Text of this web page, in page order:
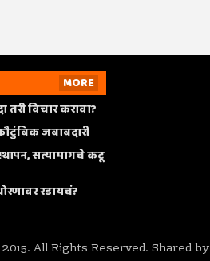
MORE
तरी विचार करावा?
जबाबदारी
सत्यामागचे कटू
रडायचं?
All Rights Reserved. Shared by